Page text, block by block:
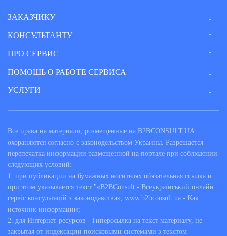
ЗАКАЗЧИКУ
КОНСУЛЬТАНТУ
ПРО СЕРВИС
ПОМОШЬ О РАБОТЕ СЕРВИСА
УСЛУГИ
Все права на материали, розмещенные на B2BCONSULT.UA
охораняются согласно с законодельством Украины. Разрешается
перепечатка информации размещенной на портале при соблюдении
следующих условий:
1. при публикации на бумажных носителях обязательная ссылка и
при этом указывается текст "«B2BConsult - Всеукраїнський онлайн
сервіс консультацій з законодавства», www.b2bconsult.ua - Как
источник информации;
2. для Интернет-ресурсов - Гиперссылка на текст материалу, не
закрытая от индексации поисковыми системами з текстом